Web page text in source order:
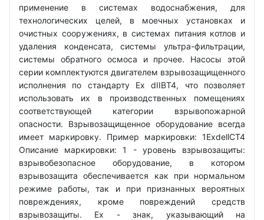
применение в системах водоснабжения, для
технологических целей, в моечных установках и
очистных сооружениях, в системах питания котлов и
удаления конденсата, системы ультра-фильтрации,
системы обратного осмоса и прочее. Насосы этой
серии комплектуются двигателем взрывозащищенного
исполнения по стандарту Ex dIIBT4, что позволяет
использовать их в производственных помещениях
соответствующей категории взрывопожарной
опасности. Взрывозащищенное оборудование всегда
имеет маркировку. Пример маркировки: 1ExdellCT4
Описание маркировки: 1 - уровень взрывозащиты:
взрывобезопасное оборудование, в котором
взрывозащита обеспечивается как при нормальном
режиме работы, так и при признанных вероятных
повреждениях, кроме повреждений средств
взрывозащиты. Ех - знак, указывающий на